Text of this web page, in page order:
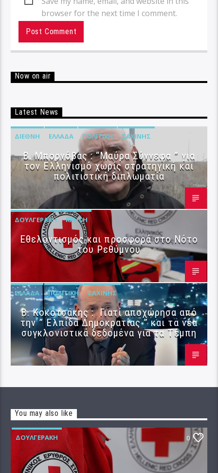
browser for the next time I comment.
Now on air
Latest News
ΔΙΕΘΝΉ ΕΛΛΆΔΑ ΠΟΛΙΤΙΚΉ ΣΑΧΊΝΗΣ
B. Μπορνόβας : “Μαύρα Σύννεφα ” για
τον Ελληνισμό χωρίς στρατηγική και
πολιτιστική διπλωματία
ΔΟΥΛΓΕΡΆΚΗ ΚΡΉΤΗ
Εθελοντισμός και προσφορά στο Νότο
του Ρεθύμνου
ΕΛΛΆΔΑ ΠΟΛΙΤΙΚΉ ΣΑΧΊΝΗΣ
Β. Κοκοτσάκης : Γιατί αποχώρησα από
την ” Ελπίδα Δημοκρατίας ” και τα νέα
συγκλονιστικά δεδομένα για τα Τέμπη
You may also like
ΔΟΥΛΓΕΡΆΚΗ 0